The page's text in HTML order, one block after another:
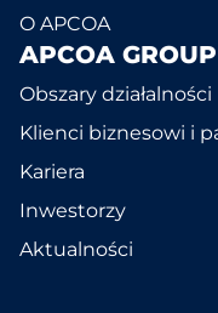
O APCOA
APCOA GROUP
Obszary działalności
Klienci biznesowi i
Kariera
Inwestorzy
Aktualności